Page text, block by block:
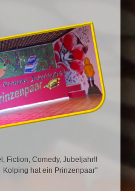
Fiction, Comedy, Jubeljahr!!
Kolping hat ein Prinzenpaar"